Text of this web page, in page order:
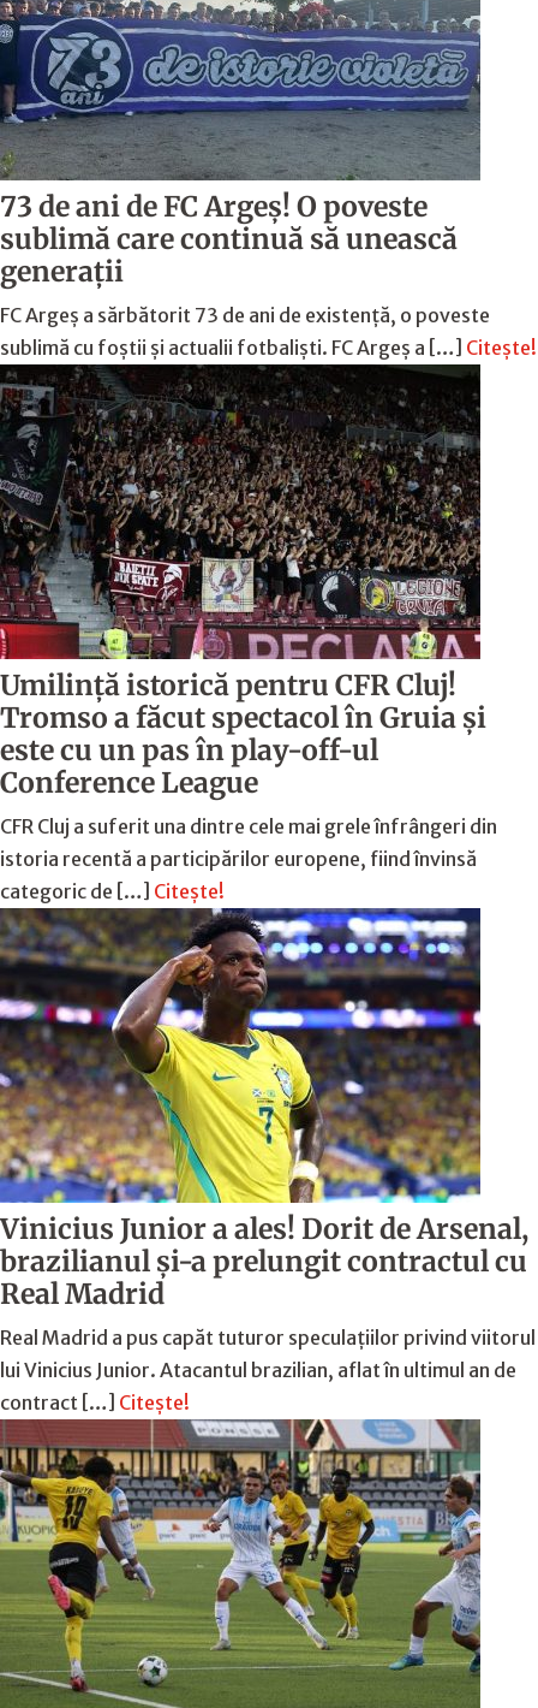
73 de ani de FC Argeş! O poveste
sublimă care continuă să unească
generaţii
FC Argeș a sărbătorit 73 de ani de existență, o poveste
sublimă cu foștii și actualii fotbaliști. FC Argeș a […] Citește!
Umilință istorică pentru CFR Cluj!
Tromso a făcut spectacol în Gruia și
este cu un pas în play-off-ul
Conference League
CFR Cluj a suferit una dintre cele mai grele înfrângeri din
istoria recentă a participărilor europene, fiind învinsă
categoric de […] Citește!
Vinicius Junior a ales! Dorit de Arsenal,
brazilianul și-a prelungit contractul cu
Real Madrid
Real Madrid a pus capăt tuturor speculațiilor privind viitorul
lui Vinicius Junior. Atacantul brazilian, aflat în ultimul an de
contract […] Citește!